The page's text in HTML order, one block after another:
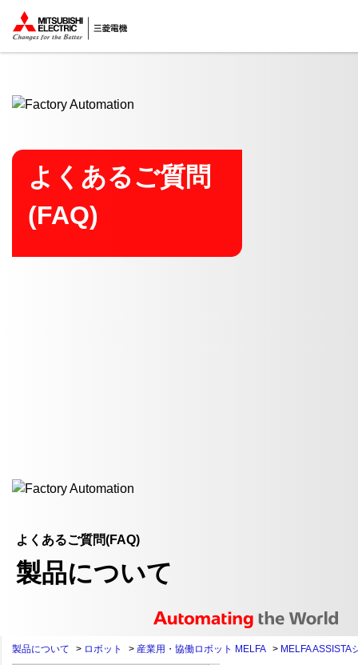
ここから本文
よくあるご質問
(FAQ)
よくあるご質問(FAQ)
製品について
製品について > ロボット > 産業用・協働ロボット MELFA > MELFA ASSISTA